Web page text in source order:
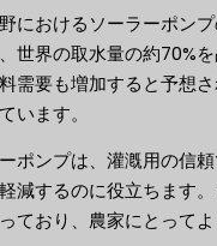
におけるソーラーポン
世界の取水量の約70%
需要も増加すると予想
います。
ポンプは、灌漑用の信
減するのに役立ちます
ており、農家にとって